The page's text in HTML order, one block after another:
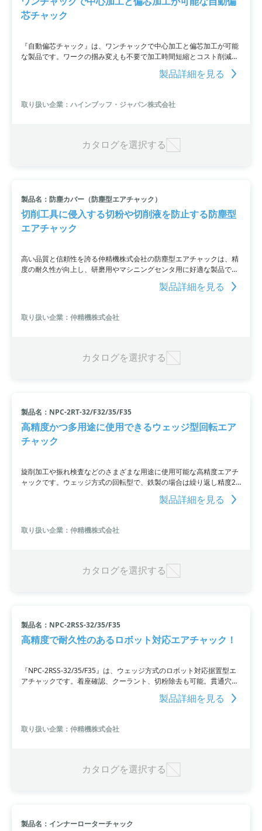
芯チャック
『自動偏芯チャック』は、ワンチャックで中心加工と偏芯加工が可能
な製品です。ワークの掴み変えも不要で加工時間短縮とコスト削減を
実現。同心位置から偏芯位置への調整はNC旋盤のC軸機能を利用して
行います。また、偏芯量が異なってもクランプ径が同一であれば同じ
製品詳細を見る
取り扱い企業：ハインブッフ・ジャパン株式会社
カタログを選択する
製品名：防塵カバー（防塵型エアチャック）
切削工具に侵入する切粉や切削液を防止する防塵型
エアチャック
高い品質と信頼性を誇る仲精機株式会社の防塵型エアチャックは、精
度の耐久性が向上し、研磨用やマシニングセンタ用に好適な製品で
す。チャック摺動内部への切削液や切粉の侵入を防止することでダス
トコンタミネーションを防ぎ、封入された潤滑油の流出も防止しま
製品詳細を見る
取り扱い企業：仲精機株式会社
カタログを選択する
製品名：NPC-2RT-32/F32/35/F35
高精度かつ多用途に使用できるウェッジ型回転エア
チャック
旋削加工や振れ検査などのさまざまな用途に使用可能な高精度エアチ
ャックです。ウェッジ方式の回転型で、鉄製の場合は繰り返し精度2μ
を実現。材質や爪ストロークは選択可能であり、割り出し装置への取
り付けも可能です。当社のエアチャックは手作業で丁寧に組み立てら
製品詳細を見る
取り扱い企業：仲精機株式会社
カタログを選択する
製品名：NPC-2RSS-32/35/F35
高精度で耐久性のあるロボット対応エアチャック！
『NPC-2RSS-32/35/F35』は、ウェッジ方式のロボット対応据置型エ
アチャックです。着座確認、クーラント、切粉除去も可能。貫通穴に
センサーを挿入し、検査治具等に使用できます。当社のエアチャック
は、パーツの一点一点を、丁寧にハンドラッピングで仕上げ、組立て
据置型、ウェッジ方式：2inch / 3fingers、エアポート位置：側面2ヶ
所、爪ストローク（2φmm/5φmm)、本体にφ3.4mm貫通穴付き。
製品詳細を見る
取り扱い企業：仲精機株式会社
カタログを選択する
製品名：インナーローターチャック